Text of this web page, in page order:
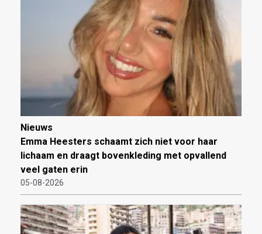
Nieuws
Emma Heesters schaamt zich niet voor haar
lichaam en draagt bovenkleding met opvallend
veel gaten erin
05-08-2026